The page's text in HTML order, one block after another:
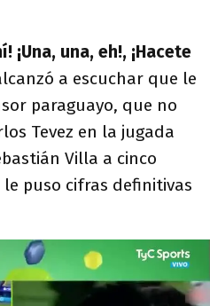
¡Una, una, eh!, ¡Hacete
a escuchar que le
paraguayo, que no
Tevez en la jugada
Villa a cinco
puso cifras definitivas